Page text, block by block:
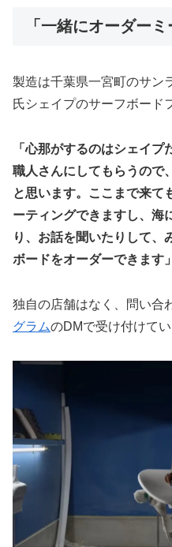
「一緒にオーダーミ
製造は千葉県一宮町のサン
氏シェイプのサーフボード
「心那がするのはシェイ
職人さんにしてもらうので
と思います。ここまで来て
ーティングできますし、海
り、お話を聞いたりして、
ボードをオーダーできます」
独自の店舗はなく、問い合
グラムのDMで受け付けてい